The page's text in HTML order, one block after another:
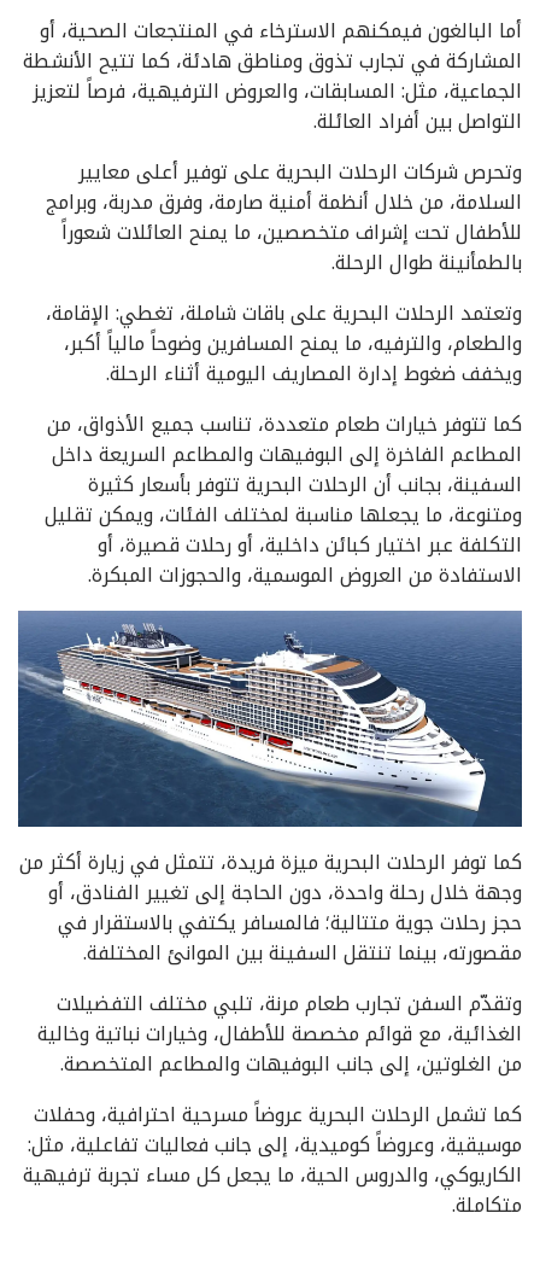
أما البالغون فيمكنهم الاسترخاء في المنتجعات الصحية، أو
المشاركة في تجارب تذوق ومناطق هادئة، كما تتيح الأنشطة
الجماعية، مثل: المسابقات، والعروض الترفيهية، فرصاً لتعزيز
التواصل بين أفراد العائلة.
وتحرص شركات الرحلات البحرية على توفير أعلى معايير
السلامة، من خلال أنظمة أمنية صارمة، وفرق مدربة، وبرامج
للأطفال تحت إشراف متخصصين، ما يمنح العائلات شعوراً
بالطمأنينة طوال الرحلة.
وتعتمد الرحلات البحرية على باقات شاملة، تغطي: الإقامة،
والطعام، والترفيه، ما يمنح المسافرين وضوحاً مالياً أكبر،
ويخفف ضغوط إدارة المصاريف اليومية أثناء الرحلة.
كما تتوفر خيارات طعام متعددة، تناسب جميع الأذواق، من
المطاعم الفاخرة إلى البوفيهات والمطاعم السريعة داخل
السفينة، بجانب أن الرحلات البحرية تتوفر بأسعار كثيرة
ومتنوعة، ما يجعلها مناسبة لمختلف الفئات، ويمكن تقليل
التكلفة عبر اختيار كبائن داخلية، أو رحلات قصيرة، أو
الاستفادة من العروض الموسمية، والحجوزات المبكرة.
كما توفر الرحلات البحرية ميزة فريدة، تتمثل في زيارة أكثر من
وجهة خلال رحلة واحدة، دون الحاجة إلى تغيير الفنادق، أو
حجز رحلات جوية متتالية؛ فالمسافر يكتفي بالاستقرار في
مقصورته، بينما تنتقل السفينة بين الموانئ المختلفة.
وتقدّم السفن تجارب طعام مرنة، تلبي مختلف التفضيلات
الغذائية، مع قوائم مخصصة للأطفال، وخيارات نباتية وخالية
من الغلوتين، إلى جانب البوفيهات والمطاعم المتخصصة.
كما تشمل الرحلات البحرية عروضاً مسرحية احترافية، وحفلات
موسيقية، وعروضاً كوميدية، إلى جانب فعاليات تفاعلية، مثل:
الكاريوكي، والدروس الحية، ما يجعل كل مساء تجربة ترفيهية
متكاملة.